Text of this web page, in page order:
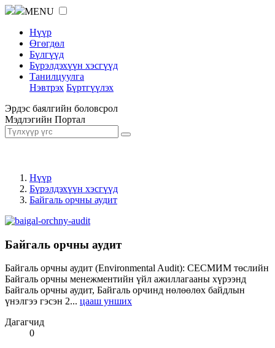
MENU
Нүүр
Өгөгдөл
Бүлгүүд
Бүрэлдэхүүн хэсгүүд
Танилцуулга
Нэвтрэх Бүртгүүлэх
Эрдэс баялгийн боловсрол
Мэдлэгийн Портал
Нүүр
Бүрэлдэхүүн хэсгүүд
Байгаль орчны аудит
Байгаль орчны аудит
Байгаль орчны аудит (Environmental Audit): СЕСМИМ төслийн
Байгаль орчны менежментийн үйл ажиллагааны хүрээнд
Байгаль орчны аудит, Байгаль орчинд нөлөөлөх байдлын
үнэлгээ гэсэн 2... цааш унших
Дагагчид
0